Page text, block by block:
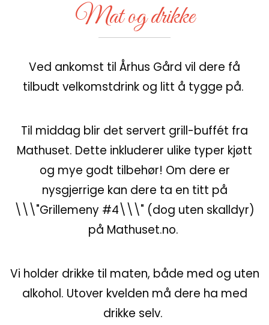
Mat og drikke
Ved ankomst til Århus Gård vil dere få
tilbudt velkomstdrink og litt å tygge på.
Til middag blir det servert grill-buffét fra
Mathuset. Dette inkluderer ulike typer kjøtt
og mye godt tilbehør! Om dere er
nysgjerrige kan dere ta en titt på
\\\"Grillemeny #4\\\" (dog uten skalldyr)
på Mathuset.no.
Vi holder drikke til maten, både med og uten
alkohol. Utover kvelden må dere ha med
drikke selv.